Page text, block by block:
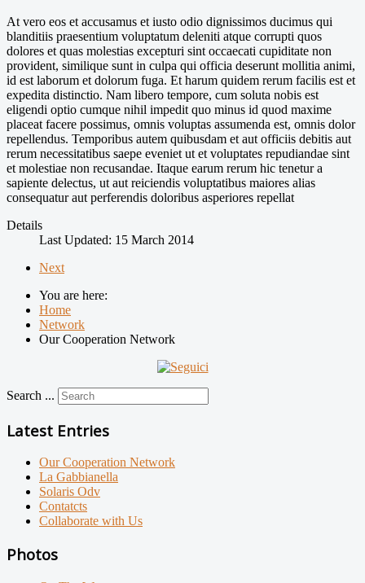
At vero eos et accusamus et iusto odio dignissimos ducimus qui
blanditiis praesentium voluptatum deleniti atque corrupti quos
dolores et quas molestias excepturi sint occaecati cupiditate non
provident, similique sunt in culpa qui officia deserunt mollitia animi,
id est laborum et dolorum fuga. Et harum quidem rerum facilis est et
expedita distinctio. Nam libero tempore, cum soluta nobis est
eligendi optio cumque nihil impedit quo minus id quod maxime
placeat facere possimus, omnis voluptas assumenda est, omnis dolor
repellendus. Temporibus autem quibusdam et aut officiis debitis aut
rerum necessitatibus saepe eveniet ut et voluptates repudiandae sint
et molestiae non recusandae. Itaque earum rerum hic tenetur a
sapiente delectus, ut aut reiciendis voluptatibus maiores alias
consequatur aut perferendis doloribus asperiores repellat
Details
Last Updated: 15 March 2014
Next
You are here:
Home
Network
Our Cooperation Network
Search ...
Latest Entries
Our Cooperation Network
La Gabbianella
Solaris Odv
Contatcts
Collaborate with Us
Photos